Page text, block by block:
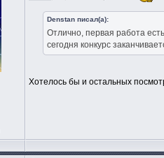
Denstan писал(а):
Отлично, первая работа
сегодня конкурс
Хотелось бы и остальных